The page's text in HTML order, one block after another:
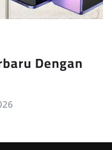
Dengan